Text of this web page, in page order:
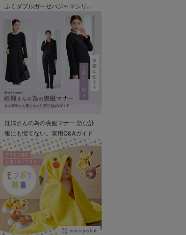
ぷくダブルガーゼパジャマシリー
妊婦さんの為の喪服マナー 急な訃
報にも慌てない。実用Q&Aガイド